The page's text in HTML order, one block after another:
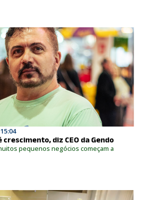
crescimento, diz CEO da Gendo
pequenos negócios começam a